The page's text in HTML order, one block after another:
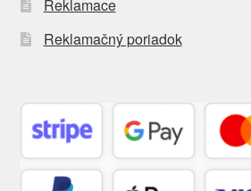
Reklamace
Reklamačný poriadok